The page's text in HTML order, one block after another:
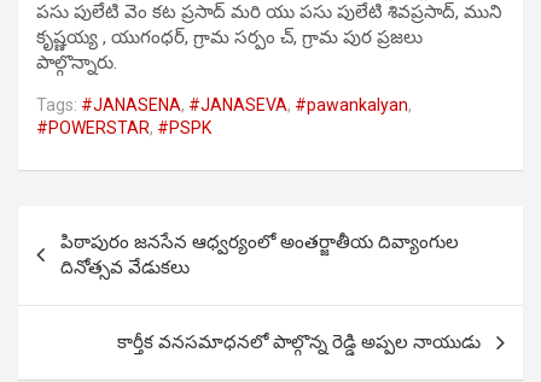
పసు పులేటి వెం కట ప్రసాద్ మరి యు పసు పులేటి శివప్రసాద్, ముని
కృష్ణయ్య , యుగంధర్, గ్రామ సర్పం చ్, గ్రామ పుర ప్రజలు
పాల్గొన్నారు.
Tags: #JANASENA, #JANASEVA, #pawankalyan,
#POWERSTAR, #PSPK
navigation
పిఠాపురం జనసేన ఆధ్వర్యంలో అంతర్జాతీయ దివ్యాంగుల
దినోత్సవ వేడుకలు
కార్తీక వనసమాధనలో పాల్గొన్న రెడ్డి అప్పల నాయుడు